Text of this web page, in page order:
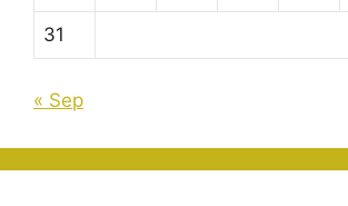
31
« Sep